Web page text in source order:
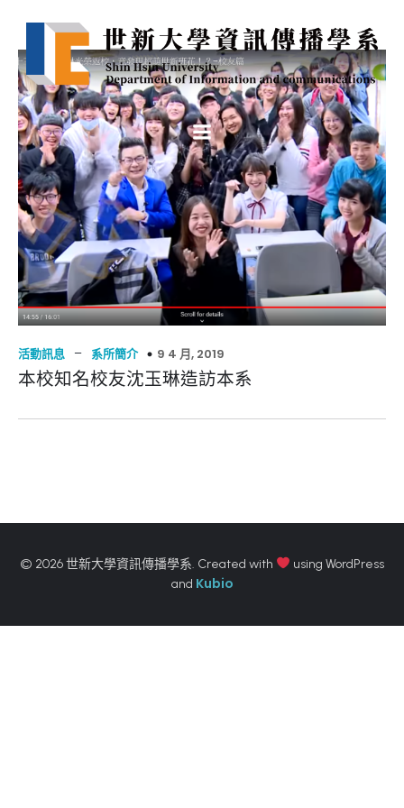
活動訊息 – 系所簡介 9 4 月, 2019
本校知名校友沈玉琳造訪本系
© 2026 世新大學資訊傳播學系. Created with
using WordPress
and Kubio